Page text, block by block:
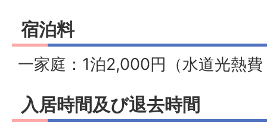
宿泊料
一家庭：1泊2,000円（水道光熱
入居時間及び退去時間